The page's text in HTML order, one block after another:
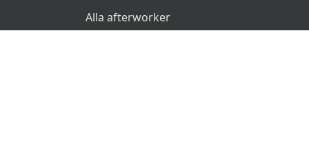
Alla afterworker